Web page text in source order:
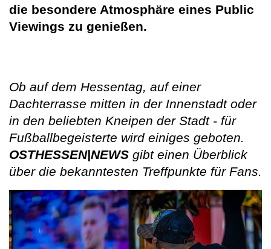
die besondere Atmosphäre eines Public
Viewings zu genießen.
Ob auf dem Hessentag, auf einer
Dachterrasse mitten in der Innenstadt oder
in den beliebten Kneipen der Stadt - für
Fußballbegeisterte wird einiges geboten.
OSTHESSEN|NEWS gibt einen Überblick
über die bekanntesten Treffpunkte für Fans.